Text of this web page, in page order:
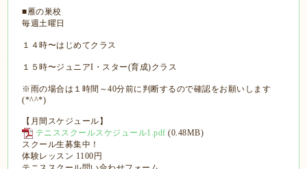
■雁の巣校
毎週土曜日
１４時〜はじめてクラス
１５時〜ジュニアI・スター(育成)クラス
※雨の場合は１時間～40分前に判断するので確認をお願いします
(*^^*)
【月間スケジュール】
テニススクールスケジュール1.pdf (0.48MB)
スクール生募集中！
体験レッスン 1100円